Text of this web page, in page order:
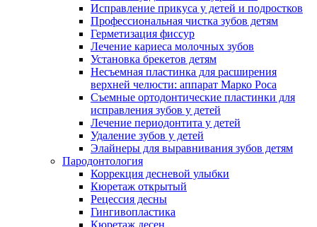
Исправление прикуса у детей и подростков
Профессиональная чистка зубов детям
Герметизация фиссур
Лечение кариеса молочных зубов
Установка брекетов детям
Несъемная пластинка для расширения
верхней челюсти: аппарат Марко Роса
Съемные ортодонтические пластинки для
исправления зубов у детей
Лечение периодонтита у детей
Удаление зубов у детей
Элайнеры для выравнивания зубов детям
Пародонтология
Коррекция десневой улыбки
Кюретаж открытый
Рецессия десны
Гингивопластика
Кюретаж десен